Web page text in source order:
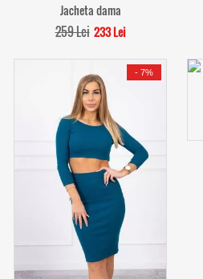
Jacheta dama
259 Lei 233 Lei
- 7%